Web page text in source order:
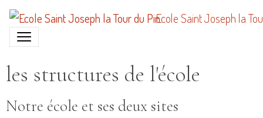
Ecole Saint Joseph la
les structures de l'école
Notre école et ses deux sites